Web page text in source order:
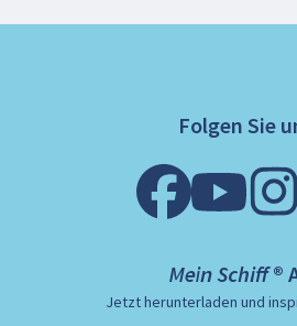
Folgen Sie
Mein Schiff ®
Jetzt herunterladen und